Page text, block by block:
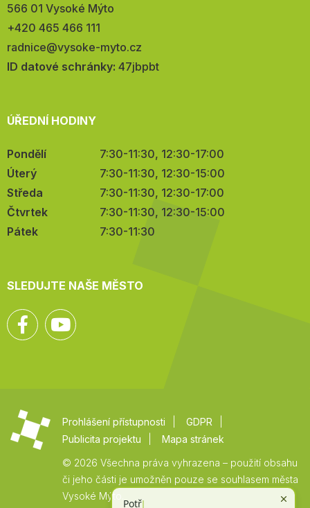
566 01 Vysoké Mýto
Telefon:
+420 465 466 111
E-
mail:
radnice@vysoke-myto.cz
ID datové schránky: 47jbpbt
ÚŘEDNÍ HODINY
Pondělí
7:30-11:30, 12:30-17:00
Úterý
7:30-11:30, 12:30-15:00
Středa
7:30-11:30, 12:30-17:00
Čtvrtek
7:30-11:30, 12:30-15:00
Pátek
7:30-11:30
SLEDUJTE NAŠE MĚSTO
Facebook
Prohlášení přístupnosti
GDPR
Publicita projektu
Mapa stránek
© 2026 Všechna práva vyhrazena – použití obsahu
či jeho části je umožněn pouze se souhlasem města
Vysoké Mýto.